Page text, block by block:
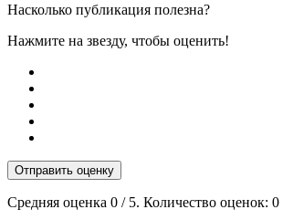
Насколько публикация полезна?
Нажмите на звезду, чтобы оценить!
Отправить оценку
Средняя оценка 0 / 5. Количество оценок: 0